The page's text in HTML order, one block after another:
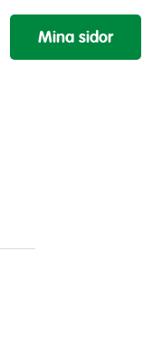
Mina sidor